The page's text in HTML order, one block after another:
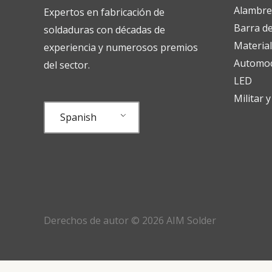
Expertos en fabricación de
soldaduras con décadas de
experiencia y numerosos premios
del sector.
Spanish
Barra
LED
Militar
Derechos de autor © 2026 AIM Solder